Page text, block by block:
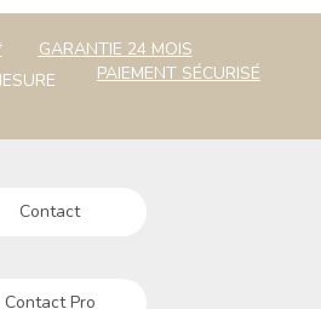
GARANTIE 24 MOIS
PAIEMENT SÉCURISÉ
Contact
Contact Pro